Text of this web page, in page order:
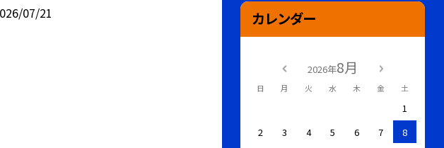
07/21 カレンダー
2026年8月
日 月 火 水 木 金 土
1
2
3 4 5 6 7
8